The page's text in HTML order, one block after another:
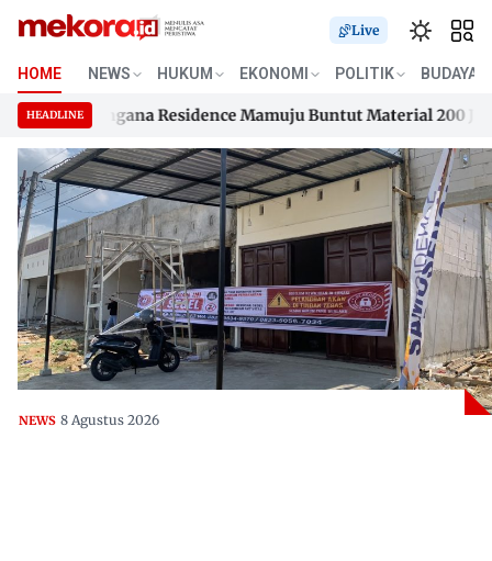
Skip
content
Live
HOME NEWS HUKUM EKONOMI POLITIK BUDAYA
HEADLINE Residence Mamuju Buntut Material 200 Juta
Residence Mamuju Buntut Material 200 Juta
NEWS 8 Agustus 2026